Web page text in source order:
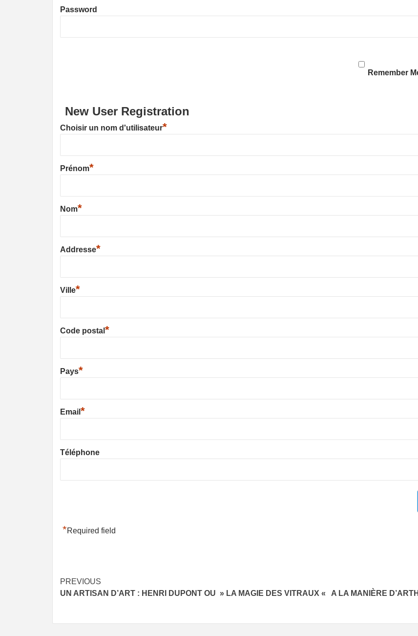
Password
Remember
New User Registration
Choisir un nom d'utilisateur*
Prénom*
Nom*
Addresse*
Ville*
Code postal *
Pays*
Email *
Téléphone
*Required field
Post
navigation
PREVIOUS
UN ARTISAN D’ART : HENRI DUPONT OU » LA MAGIE DES VITRAUX «
A LA MANIÈRE